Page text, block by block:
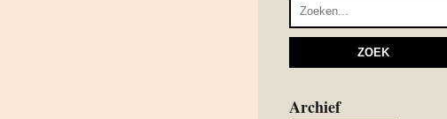
Archief